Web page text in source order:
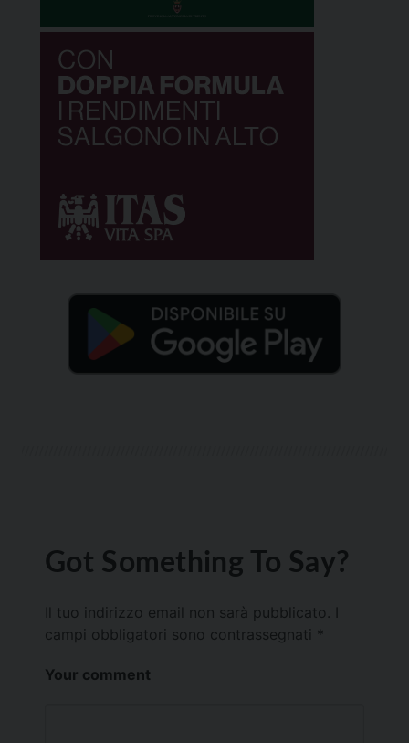
Got Something To Say?
Il tuo indirizzo email non sarà pubblicato.
campi obbligatori sono contrassegnati *
Your comment